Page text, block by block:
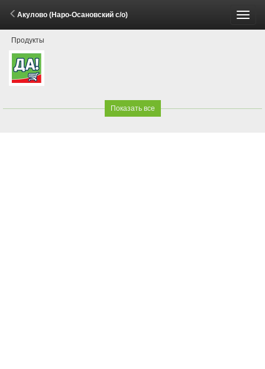
Акулово (Наро-Осановский с/о)
Продукты
Показать все